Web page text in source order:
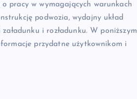
pracy w wymagających warunkach
podwozia, wydajny układ
i rozładunku. W poniższym
przydatne użytkownikom i